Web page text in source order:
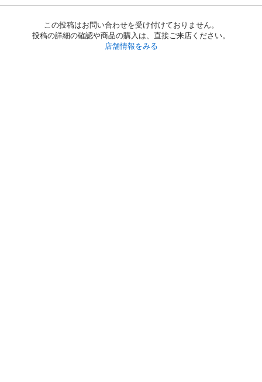
この投稿はお問い合わせを受け付けておりません。
投稿の詳細の確認や商品の購入は、直接ご来店ください。
店舗情報をみる